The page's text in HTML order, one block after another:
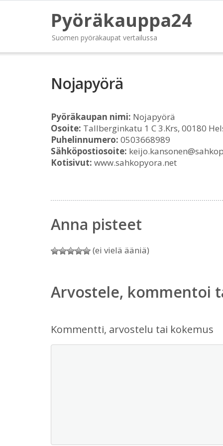
Pyöräkauppa24
Suomen pyöräkaupat vertailussa
Nojapyörä
Pyöräkaupan nimi: Nojapyörä
Osoite: Tallberginkatu 1 C 3.Krs, 00180
Puhelinnumero: 0503668989
Sähköpostiosoite:
Kotisivut: www.sahkopyora.net
Anna pisteet
(ei vielä ääniä)
Arvostele, kommentoi
Kommentti, arvostelu tai kokemus